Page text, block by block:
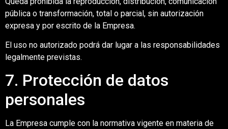
pública o transformación, total o parcial, sin autorización
expresa y por escrito de la Empresa.
El uso no autorizado podrá dar lugar a las responsabilidades
legalmente previstas.
7. Protección de datos
personales
La Empresa cumple con la normativa vigente en materia de